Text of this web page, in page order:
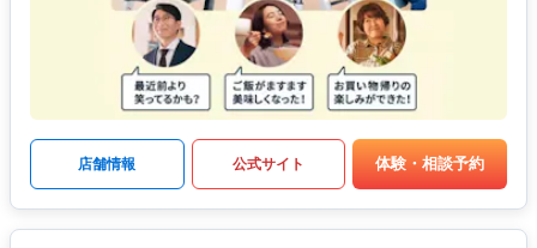
店舗情報 公式サイト 体験・相談予約